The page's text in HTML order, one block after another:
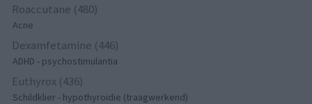
Roaccutane (480)
Acne
Dexamfetamine (446)
ADHD - psychostimulantia
Euthyrox (436)
Schildklier - hypothyroidie (traagwerkend)